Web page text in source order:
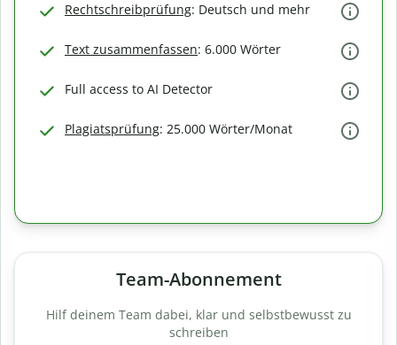
Rechtschreibprüfung: Deutsch und mehr
Text zusammenfassen: 6.000 Wörter
Full access to AI Detector
Plagiatsprüfung: 25.000 Wörter/Monat
Team-Abonnement
Hilf deinem Team dabei, klar und selbstbewusst zu
schreiben